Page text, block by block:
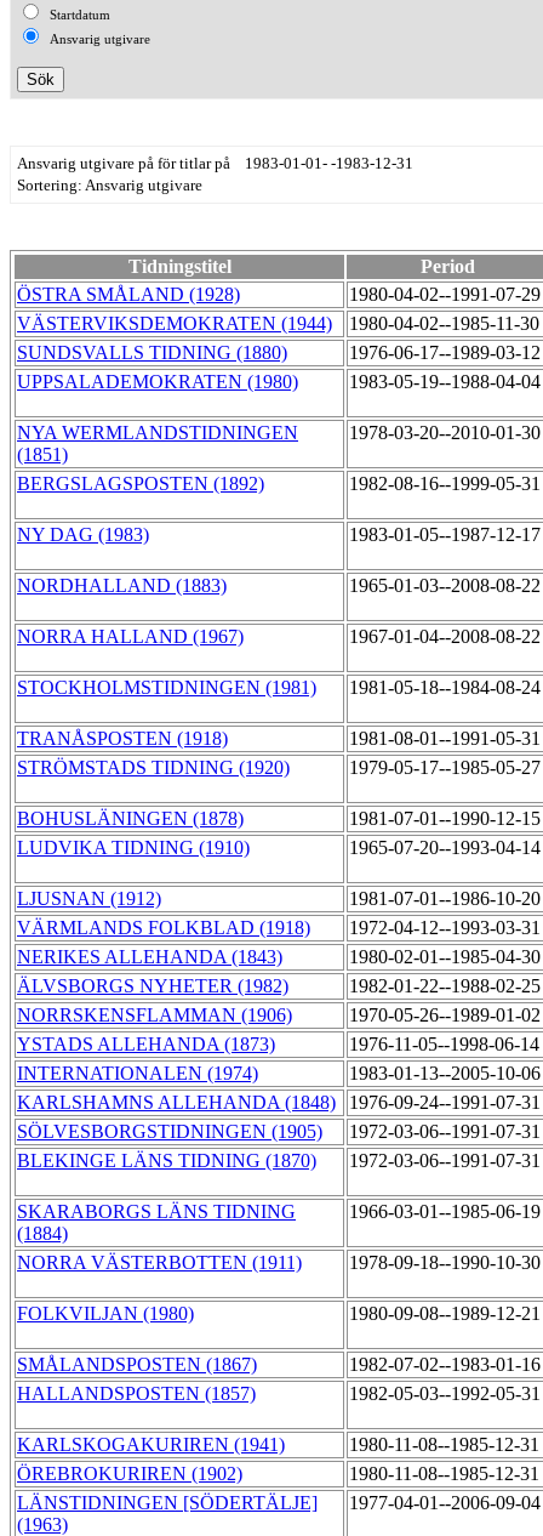
Startdatum
Ansvarig utgivare
Ansvarig utgivare på för titlar på 1983-01-01- -1983-12-31
Sortering: Ansvarig utgivare
Tidningstitel
Period
ÖSTRA SMÅLAND (1928)
1980-04-02--1991-07-
VÄSTERVIKSDEMOKRATEN (1944)
1980-04-02--1985-11-30
SUNDSVALLS TIDNING (1880)
1976-06-17--1989-03-
UPPSALADEMOKRATEN (1980)
1983-05-19--1988-04-
NYA WERMLANDSTIDNINGEN
(1851)
1978-03-20--2010-01-
BERGSLAGSPOSTEN (1892) 1982-08-16--1999-05-
NY DAG (1983) 1983-01-05--1987-12-
NORDHALLAND (1883) 1965-01-03--2008-08-
NORRA HALLAND (1967) 1967-01-04--2008-08-
STOCKHOLMSTIDNINGEN (1981) 1981-05-18--1984-08-
TRANÅSPOSTEN (1918)
1981-08-01--1991-05-
STRÖMSTADS TIDNING (1920)
1979-05-17--1985-05-
BOHUSLÄNINGEN (1878)
1981-07-01--1990-12-
LUDVIKA TIDNING (1910)
1965-07-20--1993-04-
LJUSNAN (1912)
1981-07-01--1986-10-
VÄRMLANDS FOLKBLAD (1918)
1972-04-12--1993-03-
NERIKES ALLEHANDA (1843)
1980-02-01--1985-04-
ÄLVSBORGS NYHETER (1982)
1982-01-22--1988-02-
NORRSKENSFLAMMAN (1906)
1970-05-26--1989-01-
YSTADS ALLEHANDA (1873)
1976-11-05--1998-06-14
INTERNATIONALEN (1974)
1983-01-13--2005-10-
KARLSHAMNS ALLEHANDA (1848)
1976-09-24--1991-07-
SÖLVESBORGSTIDNINGEN (1905)
1972-03-06--1991-07-
BLEKINGE LÄNS TIDNING (1870)
1972-03-06--1991-07-
SKARABORGS LÄNS TIDNING
(1884)
1966-03-01--1985-06-
NORRA VÄSTERBOTTEN (1911) 1978-09-18--1990-10-
FOLKVILJAN (1980) 1980-09-08--1989-12-
SMÅLANDSPOSTEN (1867)
1982-07-02--1983-01-
HALLANDSPOSTEN (1857)
1982-05-03--1992-05-
KARLSKOGAKURIREN (1941)
1980-11-08--1985-12-31
ÖREBROKURIREN (1902)
1980-11-08--1985-12-31
LÄNSTIDNINGEN [SÖDERTÄLJE]
(1963)
1977-04-01--2006-09-